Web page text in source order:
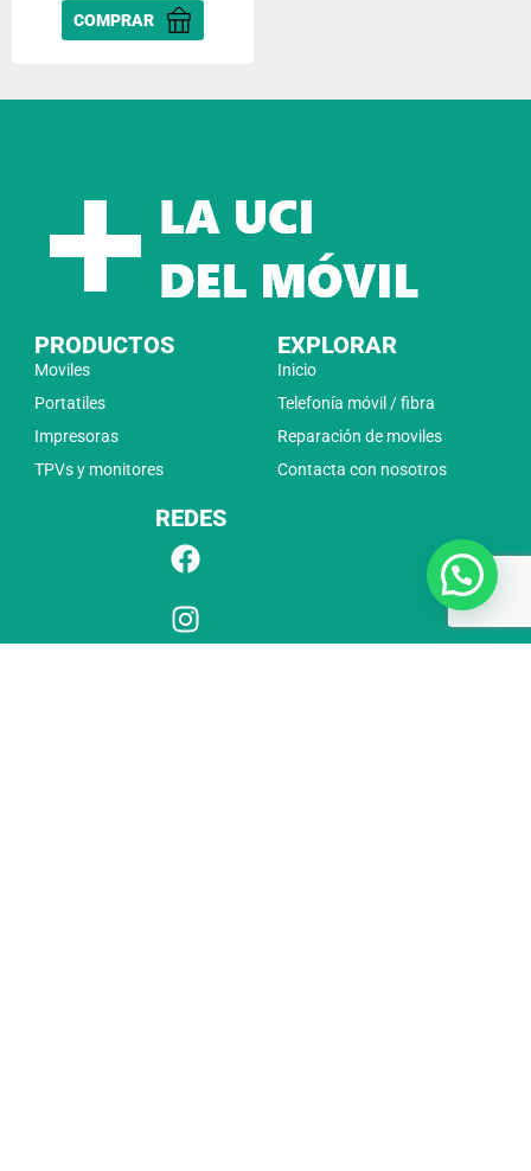
COMPRAR
PRODUCTOS
Moviles
Portatiles
Impresoras
TPVs y monitores
EXPLORAR
Inicio
Telefonía móvil / fibra
Reparación de moviles
Contacta con nosotros
REDES